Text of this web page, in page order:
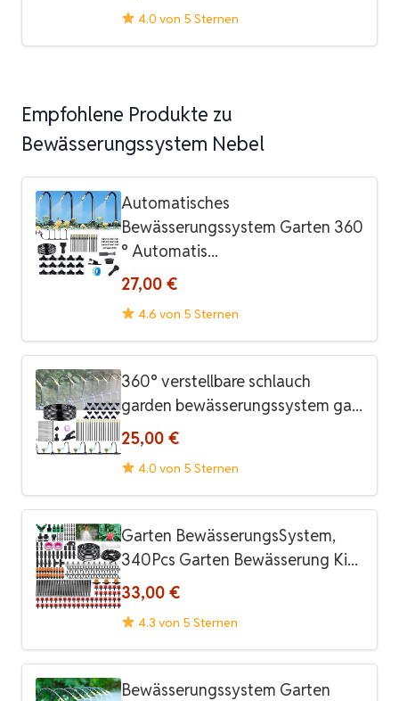
4.0 von 5 Sternen
Empfohlene Produkte zu
Bewässerungssystem Nebel
Automatisches
Bewässerungssystem Garten 360
° Automatis...
27,00 €
4.6 von 5 Sternen
360° verstellbare schlauch
garden bewässerungssystem ga...
25,00 €
4.0 von 5 Sternen
Garten BewässerungsSystem,
340Pcs Garten Bewässerung Ki...
33,00 €
4.3 von 5 Sternen
Bewässerungssystem Garten